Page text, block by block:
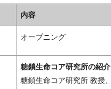
内容
オープニング
糖鎖生命コア研究所の紹介
糖鎖生命コア研究所 教授